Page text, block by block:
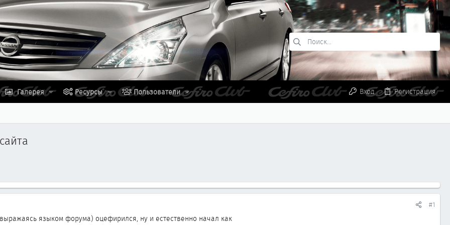
Галерея Ресурсы Пользователи Вход Регистрация
#1
языком форума) оцефирился, ну и естественно начал как